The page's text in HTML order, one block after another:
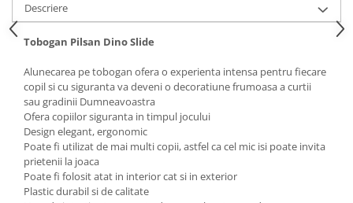
Descriere
Tobogan Pilsan Dino Slide
Alunecarea pe tobogan ofera o experienta intensa pentru fiecare
copil si cu siguranta va deveni o decoratiune frumoasa a curtii
sau gradinii Dumneavoastra
Ofera copiilor siguranta in timpul jocului
Design elegant, ergonomic
Poate fi utilizat de mai multi copii, astfel ca cel mic isi poate invita
prietenii la joaca
Poate fi folosit atat in interior cat si in exterior
Plastic durabil si de calitate